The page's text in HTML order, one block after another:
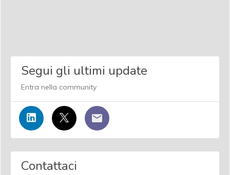
Segui gli ultimi update
Entra nella community
Contattaci